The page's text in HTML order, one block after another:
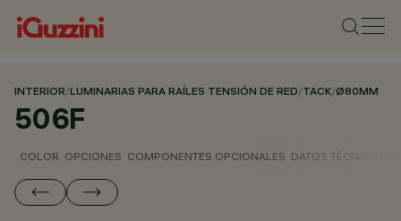
INTERIOR/LUMINARIAS PARA RAÍLES TENSIÓN DE RED/TACK/Ø80MM
506F
COLOR OPCIONES COMPONENTES OPCIONALES DATOS TÉCNICOS